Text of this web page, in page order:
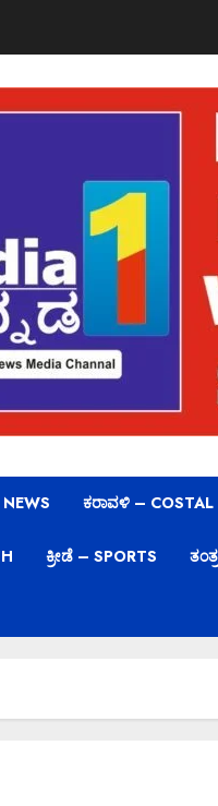
NEWS ಕರಾವಳಿ – COSTAL
ಕ್ರೀಡೆ – SPORTS